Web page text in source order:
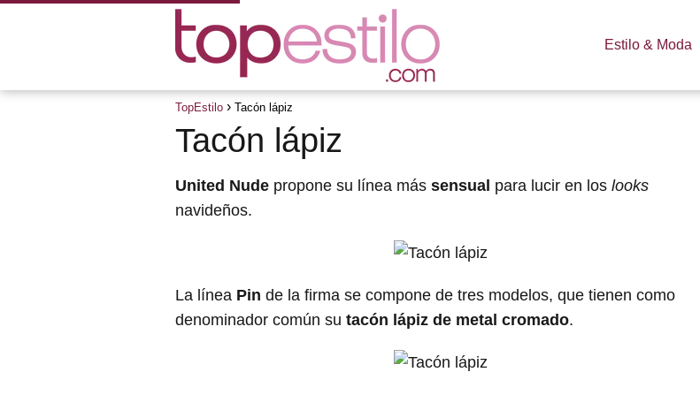
Estilo & Moda
TopEstilo Tacón lápiz
Tacón lápiz
United Nude propone su línea más sensual para lucir en los looks
navideños.
La línea Pin de la firma se compone de tres modelos, que tienen como
denominador común su tacón lápiz de metal cromado.